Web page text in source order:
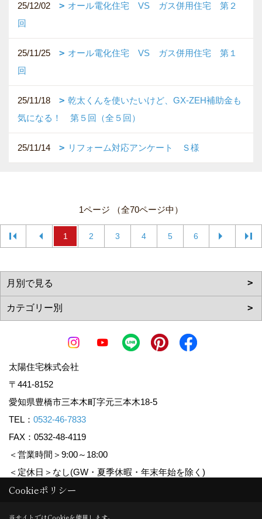
25/12/02
オール電化住宅 VS ガス併用住宅 第２
回
25/11/25
オール電化住宅 VS ガス併用住宅 第１
回
25/11/18
乾太くんを使いたいけど、GX-ZEH補助金も
気になる！ 第５回（全５回）
25/11/14 リフォーム対応アンケート Ｓ様
1ページ （全70ページ中）
1 2 3 4 5 6
太陽住宅株式会社
〒441-8152
愛知県豊橋市三本木町字元三本木18-5
TEL： 0532-46-7833
FAX：0532-48-4119
＜営業時間＞9:00～18:00
＜定休日＞なし(GW・夏季休暇・年末年始を除く)
Copyright (c) Taiyoujyutaku. All Rights Reserved.
Cookieポリシー